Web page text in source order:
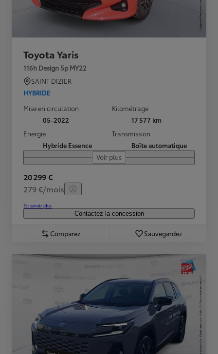
Toyota Yaris
116h Design 5p MY22
SAINT DIZIER
HYBRIDE
Mise en circulation
05-2022
Kilométrage
17 577 km
Energie
Hybride Essence
Transmission
Boîte automatique
Voir plus
20 299 €
279 €/mois
En savoir plus
Contactez la concession
Comparez Sauvegardez